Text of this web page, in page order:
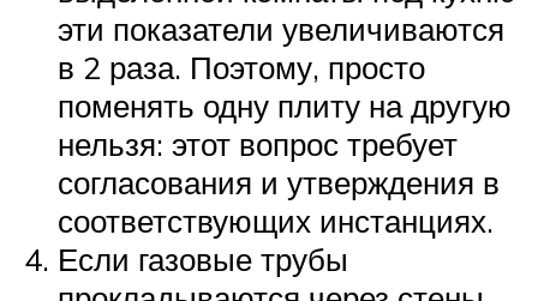
эти показатели увеличиваются
в 2 раза. Поэтому, просто
поменять одну плиту на другую
нельзя: этот вопрос требует
согласования и утверждения в
соответствующих инстанциях.
Если газовые трубы